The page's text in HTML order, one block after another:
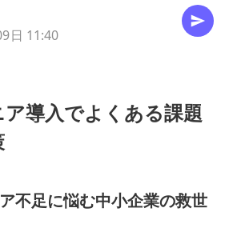
日 11:40
導入でよくある課題
不足に悩む中小企業の救世